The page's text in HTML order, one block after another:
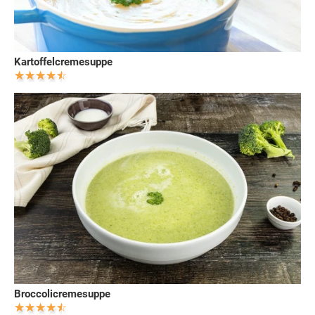
Kartoffelcremesuppe
Broccolicremesuppe